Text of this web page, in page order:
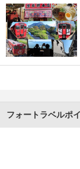
フォートラベルポ